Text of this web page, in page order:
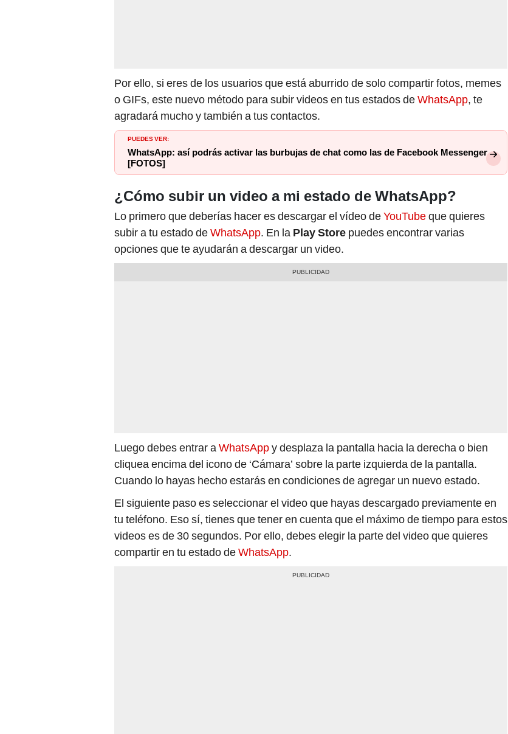
Por ello, si eres de los usuarios que está aburrido de solo compartir fotos, memes
o GIFs, este nuevo método para subir videos en tus estados deWhatsApp, te
agradará mucho y también a tus contactos.
PUEDES VER:
WhatsApp: así podrás activar las burbujas de chat como las de Facebook Messenger
[FOTOS]
¿Cómo subir un video a mi estado de WhatsApp?
Lo primero que deberías hacer es descargar el vídeo deYouTubeque quieres
subir a tu estado deWhatsApp. En la Play Store puedes encontrar varias
opciones que te ayudarán a descargar un video.
Luego debes entrar aWhatsAppy desplaza la pantalla hacia la derecha o bien
cliquea encima del icono de ‘Cámara’ sobre la parte izquierda de la pantalla.
Cuando lo hayas hecho estarás en condiciones de agregar un nuevo estado.
El siguiente paso es seleccionar el video que hayas descargado previamente en
tu teléfono. Eso sí, tienes que tener en cuenta que el máximo de tiempo para estos
videos es de 30 segundos. Por ello, debes elegir la parte del video que quieres
compartir en tu estado deWhatsApp.